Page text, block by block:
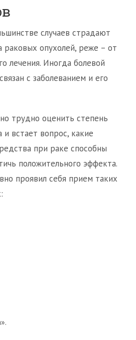
случаев страдают
раковых опухолей, реже – от
лечения. Иногда болевой
с заболеванием и его
трудно оценить степень
встает вопрос, какие
при раке способны
положительного эффекта.
проявил себя прием таких